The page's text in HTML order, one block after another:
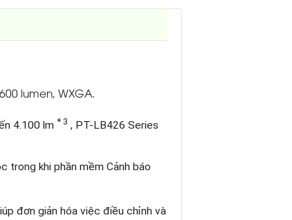
lumen, WXGA.
4.100 lm * 3 , PT-LB426 Series
trong khi phần mềm Cảnh báo
đơn giản hóa việc điều chỉnh và